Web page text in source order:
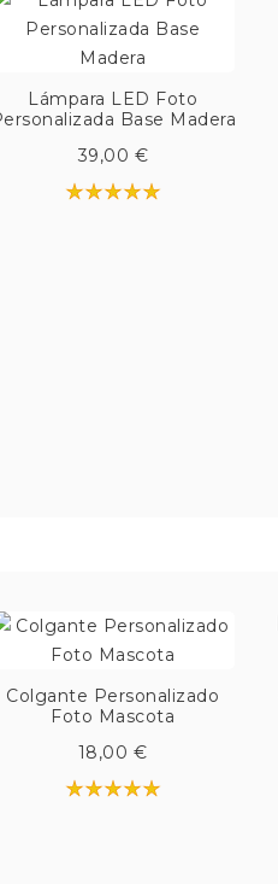
Lámpara LED Foto
Base Madera
39,00 €
Colgante Personalizado
Foto Mascota
18,00 €